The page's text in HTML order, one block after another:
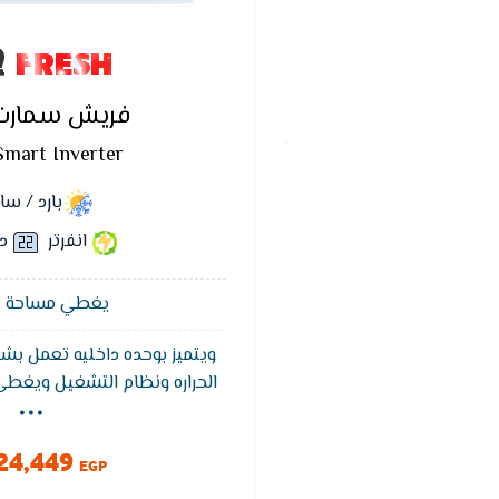
FRESH
فريش سمارت
Inverter
بارد /
انفرتر
يغطي مساحة 12 متر²
ويتميز بوحده داخليه تعمل
الحراره ونظام التشغيل
التبريد ويتميز تكييف فريش
وخاصيه التنظيف الذاتى ويعمل
...
EGP